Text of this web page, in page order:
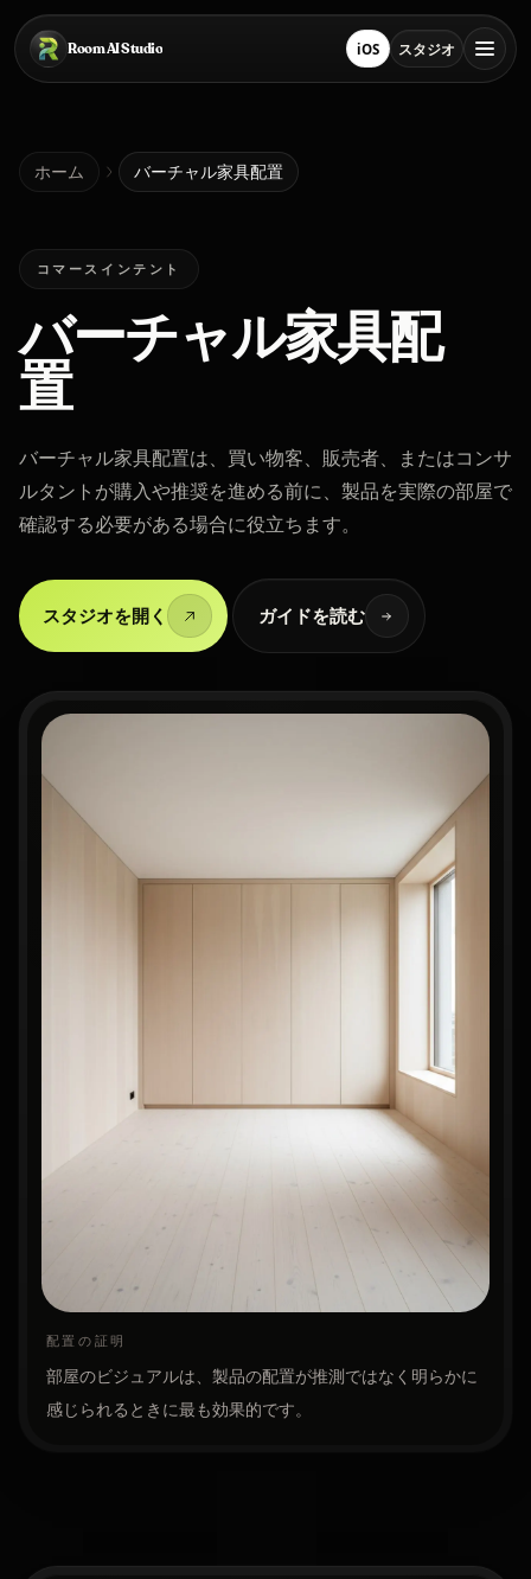
メインコンテンツにスキップ
Room AI Studio
ホーム iOSApp Store でダウンロー
スタジオスタジオを開く
Room AI Studio
言語日本語
ホーム バーチャル家具配置
コマースインテント
バーチャル家具配
置
バーチャル家具配置は、買い物客、販売者、またはコンサ
ルタントが購入や推奨を進める前に、製品を実際の部屋で
確認する必要がある場合に役立ちます。
スタジオを開く ガイドを読む
配置の証明
部屋のビジュアルは、製品の配置が推測ではなく明らかに
感じられるときに最も効果的です。